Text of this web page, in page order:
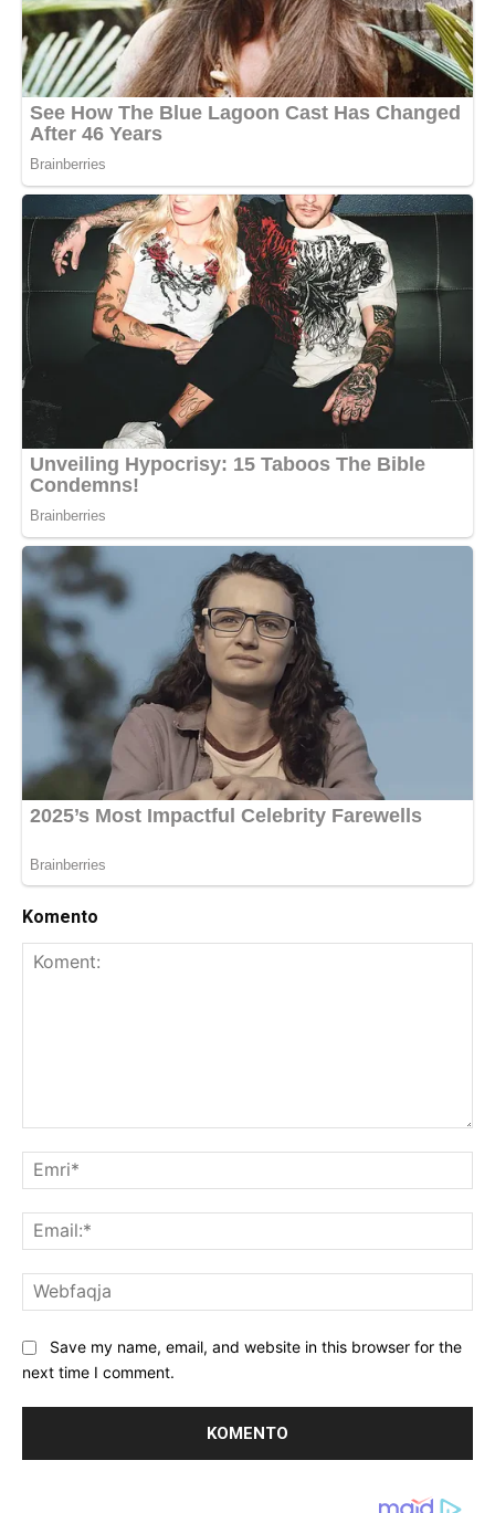
Komento
Save my name, email, and website in this browser for the
next time I comment.